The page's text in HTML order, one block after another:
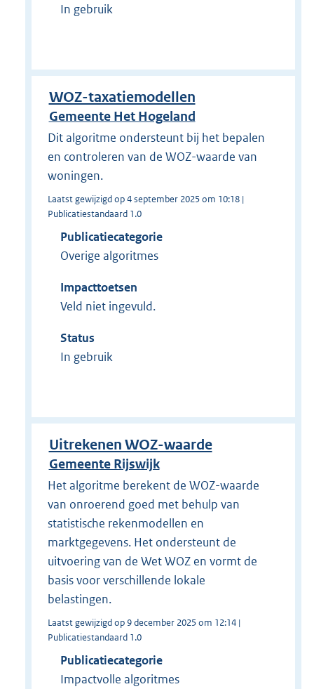
In gebruik
WOZ-taxatiemodellen
Gemeente Het Hogeland
Dit algoritme ondersteunt bij het bepalen
en controleren van de WOZ-waarde van
woningen.
Laatst gewijzigd op 4 september 2025 om 10:18 |
Publicatiestandaard 1.0
Publicatiecategorie
Overige algoritmes
Impacttoetsen
Veld niet ingevuld.
Status
In gebruik
Uitrekenen WOZ-waarde
Gemeente Rijswijk
Het algoritme berekent de WOZ-waarde
van onroerend goed met behulp van
statistische rekenmodellen en
marktgegevens. Het ondersteunt de
uitvoering van de Wet WOZ en vormt de
basis voor verschillende lokale
belastingen.
Laatst gewijzigd op 9 december 2025 om 12:14 |
Publicatiestandaard 1.0
Publicatiecategorie
Impactvolle algoritmes